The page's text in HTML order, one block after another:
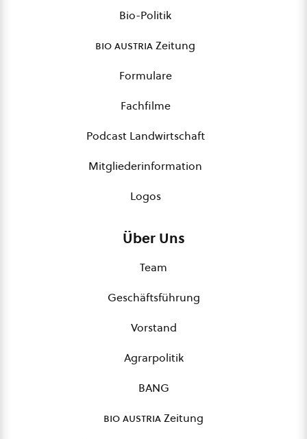
Bio-Politik
bio austriaZeitung
Formulare
Fachfilme
Podcast Landwirtschaft
Mitgliederinformation
Logos
Über Uns
Team
Geschäftsführung
Vorstand
Agrarpolitik
BANG
bio austriaZeitung